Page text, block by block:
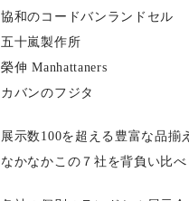
協和のコードバンランドセル
五十嵐製作所
榮伸 Manhattaners
カバンのフジタ
展示数100を超える豊富な品揃
なかなかこの７社を背負い比